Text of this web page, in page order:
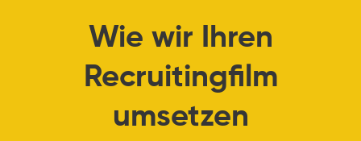
Wie wir Ihren
Recruitingfilm
umsetzen